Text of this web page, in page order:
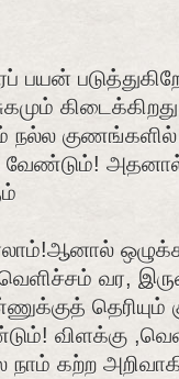
பயன்
கிடைக்கிறது
நல்ல குணங்களில்
வேண்டும்!
!ஆனால்
வர,
தெரியும்
! விளக்கு ,
நாம் கற்ற